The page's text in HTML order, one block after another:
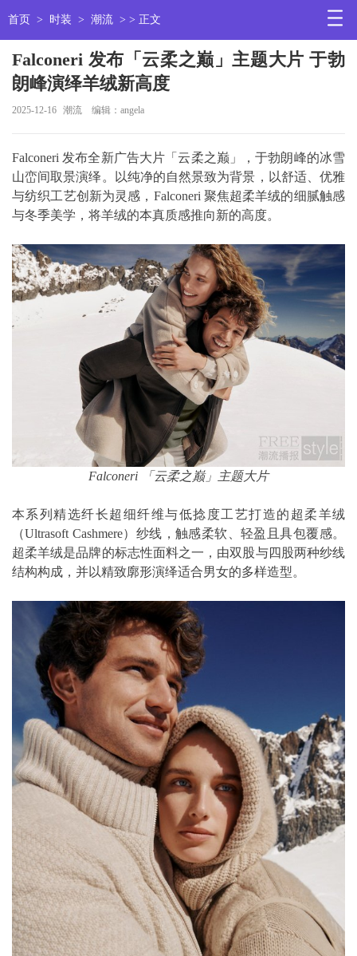
首页 > 时装 > 潮流 > > 正文
Falconeri 发布「云柔之巅」主题大片 于勃
朗峰演绎羊绒新高度
2025-12-16 潮流 编辑：angela
Falconeri 发布全新广告大片「云柔之巅」，于勃朗峰的冰雪
山峦间取景演绎。以纯净的自然景致为背景，以舒适、优雅
与纺织工艺创新为灵感，Falconeri 聚焦超柔羊绒的细腻触感
与冬季美学，将羊绒的本真质感推向新的高度。
Falconeri 「云柔之巅」主题大片
本系列精选纤长超细纤维与低捻度工艺打造的超柔羊绒
（Ultrasoft Cashmere）纱线，触感柔软、轻盈且具包覆感。
超柔羊绒是品牌的标志性面料之一，由双股与四股两种纱线
结构构成，并以精致廓形演绎适合男女的多样造型。